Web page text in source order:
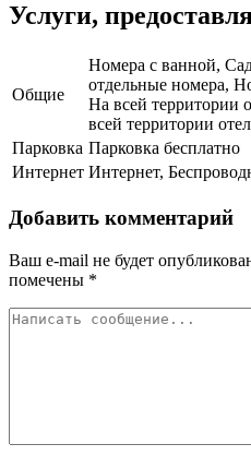
Услуги,
Общие
Номера с ванной,
отдельные номера,
На всей территории
всей территории
Парковка Парковка бесплатно
Интернет Интернет,
Добавить комментарий
Ваш e-mail не будет
помечены *